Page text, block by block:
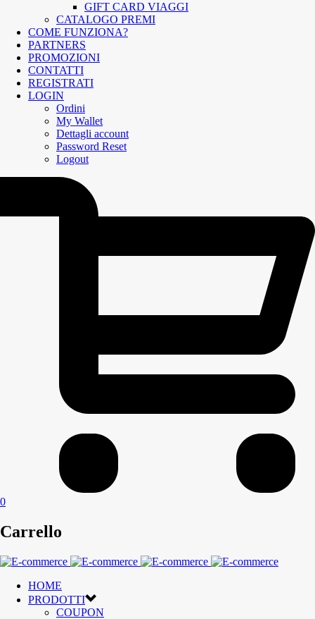
GIFT CARD VIAGGI
CATALOGO PREMI
COME FUNZIONA?
PARTNERS
PROMOZIONI
CONTATTI
REGISTRATI
LOGIN
Ordini
My Wallet
Dettagli account
Password Reset
Logout
0
Carrello
HOME
PRODOTTI
COUPON